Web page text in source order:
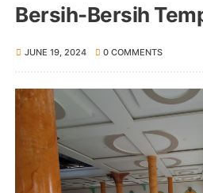
Bersih-Bersih
JUNE 19, 2024 0 COMMENTS